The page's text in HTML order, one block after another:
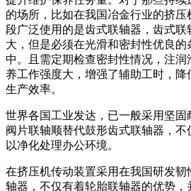
的场所，比如在我国冶金行业的挤
段广泛使用的是齿式联轴器，齿式
大，但是必须在光滑和密封性优良
中。且需定期检查密封性情况，注
养工作强度大，增强了辅助工时，
生产效率。
世界各国工业发达，已一般采用坚
阀片联轴顺替代鼓形齿式联轴器，
以净化处理办公环境。
在挤压机传动装置采用在我国研发
轴器，不仅有着轮胎联轴器的优势，